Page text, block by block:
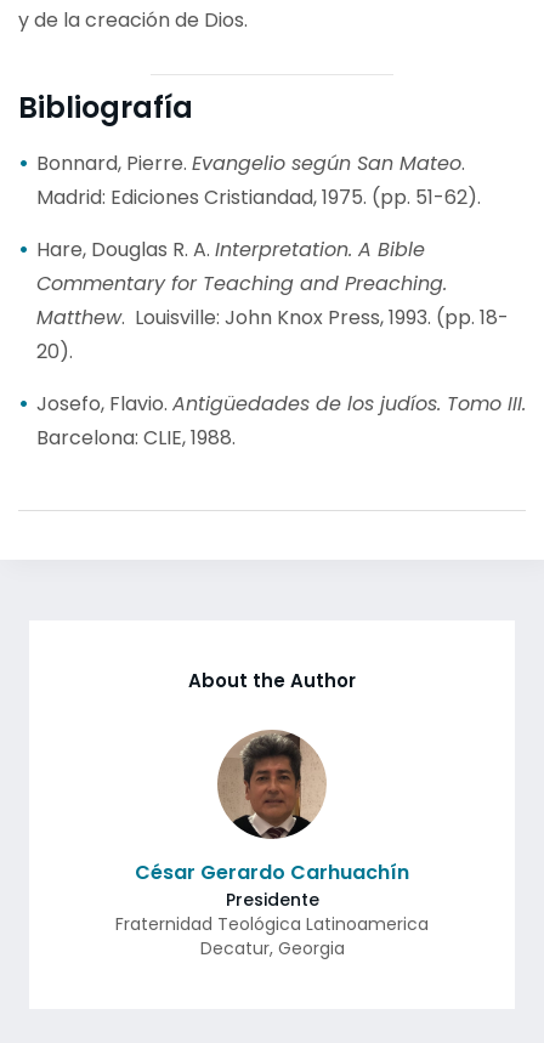
y de la creación de Dios.
Bibliografía
Bonnard, Pierre. Evangelio según San Mateo.
Madrid: Ediciones Cristiandad, 1975. (pp. 51-62).
Hare, Douglas R. A. Interpretation. A Bible
Commentary for Teaching and Preaching.
Matthew. Louisville: John Knox Press, 1993. (pp. 18-
20).
Josefo, Flavio. Antigüedades de los judíos. Tomo III.
Barcelona: CLIE, 1988.
About the Author
César Gerardo Carhuachín
Presidente
Fraternidad Teológica Latinoamerica
Decatur, Georgia